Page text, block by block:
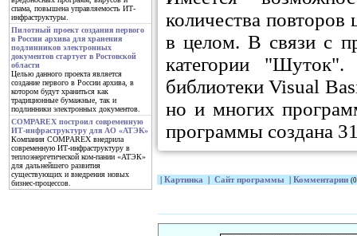
спама, повышена управляемость ИТ-
инфраструктуры.
Пилотный проект создания первого
в России архива для хранения
подлинников электронных
документов стартует в Ростовской
области
Целью данного проекта является
создание первого в России архива, в
котором будут храниться как
традиционные бумажные, так и
подлинники электронных документов.
COMPAREX построил современную
ИТ-инфраструктуру для АО «АТЭК»
Компания COMPAREX внедрила
современную ИТ-инфраструктуру в
теплоэнергетической ком-пании «АТЭК»
для дальнейшего развития
существующих и внедрения новых
бизнес-процессов.
количества повторов
в целом. В связи с
категории
библиотеки Visual
но и многих
программы создана
Картинка Сайт программы Комментарии